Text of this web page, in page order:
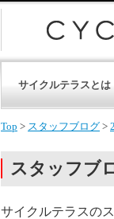
サイクルテラスとは
Top > スタッフブログ >
スタッフブ
サイクルテラスの